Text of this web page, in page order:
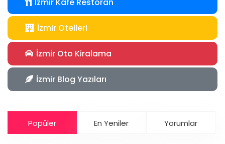
İzmir Kafe Restoran
İzmir Otelleri
İzmir Oto Kiralama
İzmir Blog Yazıları
Popüler En Yeniler Yorumlar